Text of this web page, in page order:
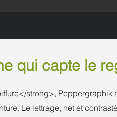
qui capte le
strong>,
Le lettrage, net et